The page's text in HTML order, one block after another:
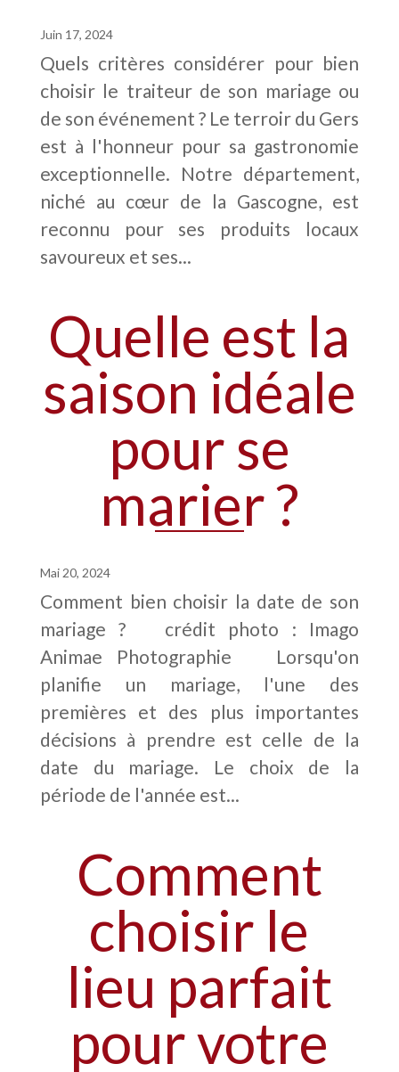
Juin 17, 2024
Quels critères considérer pour bien
choisir le traiteur de son mariage ou
de son événement ? Le terroir du Gers
est à l'honneur pour sa gastronomie
exceptionnelle. Notre département,
niché au cœur de la Gascogne, est
reconnu pour ses produits locaux
savoureux et ses...
Quelle est la
saison idéale
pour se
marier ?
Mai 20, 2024
Comment bien choisir la date de son
mariage ? crédit photo : Imago
Animae Photographie Lorsqu'on
planifie un mariage, l'une des
premières et des plus importantes
décisions à prendre est celle de la
date du mariage. Le choix de la
période de l'année est...
Comment
choisir le
lieu parfait
pour votre